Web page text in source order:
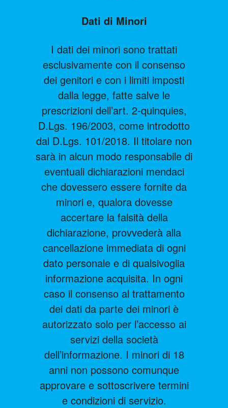
Dati di Minori
I dati dei minori sono trattati
esclusivamente con il consenso
dei genitori e con i limiti imposti
dalla legge, fatte salve le
prescrizioni dell’art. 2-quinquies,
D.Lgs. 196/2003, come introdotto
dal D.Lgs. 101/2018. Il titolare non
sarà in alcun modo responsabile di
eventuali dichiarazioni mendaci
che dovessero essere fornite da
minori e, qualora dovesse
accertare la falsità della
dichiarazione, provvederà alla
cancellazione immediata di ogni
dato personale e di qualsivoglia
informazione acquisita. In ogni
caso il consenso al trattamento
dei dati da parte dei minori è
autorizzato solo per l’accesso ai
servizi della società
dell’informazione. I minori di 18
anni non possono comunque
approvare e sottoscrivere termini
e condizioni di servizio.